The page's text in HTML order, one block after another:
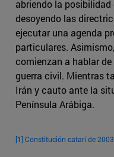
abriendo la
desoyendo las
ejecutar una agenda
particulares.
comienzan a hablar
guerra civil. Mientras
Irán y cauto ante la
Península Arábiga.
[1]Constitución catarí de 2003